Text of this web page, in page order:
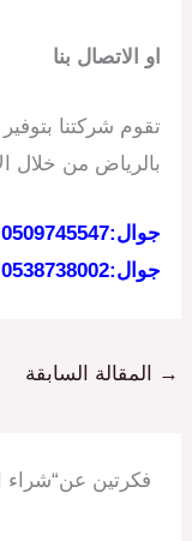
او الاتصال بنا
تقوم شركتنا
بالرياض من خلال
جوال:0509745547
جوال:0538738002
→ المقالة السابقة
فكرتين